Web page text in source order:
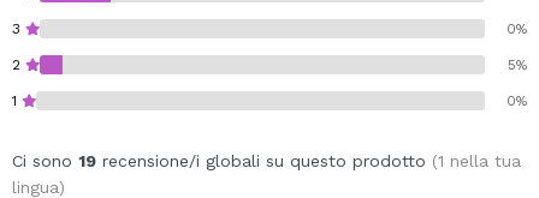
3 0%
2 5%
1 0%
Ci sono 19 recensione/i globali su questo prodotto (1 nella tua
lingua)